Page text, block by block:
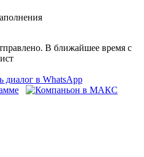
В ближайшее время с